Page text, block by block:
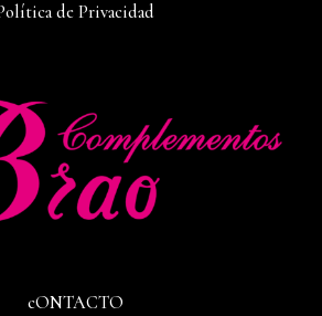
cONTACTO
de Privacidad